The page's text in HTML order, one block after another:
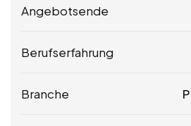
Angebotsende
Berufserfahrung
Branche